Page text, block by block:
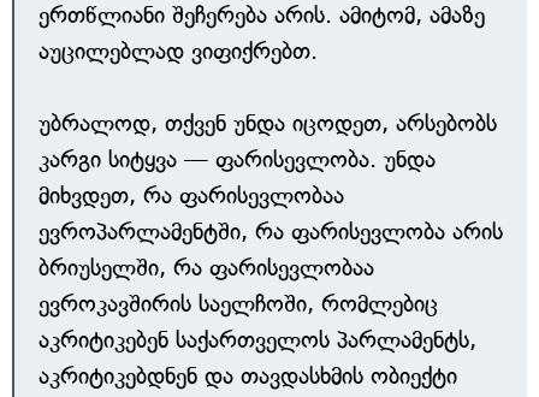
ერთწლიანი შეჩერება არის. ამიტომ, ამაზე
აუცილებლად ვიფიქრებთ.
უბრალოდ, თქვენ უნდა იცოდეთ, არსებობს
კარგი სიტყვა — ფარისევლობა. უნდა
მიხვდეთ, რა ფარისევლობაა
ევროპარლამენტში, რა ფარისევლობა არის
ბრიუსელში, რა ფარისევლობაა
ევროკავშირის საელჩოში, რომლებიც
აკრიტიკებენ საქართველოს პარლამენტს,
აკრიტიკებდნენ და თავდასხმის ობიექტი